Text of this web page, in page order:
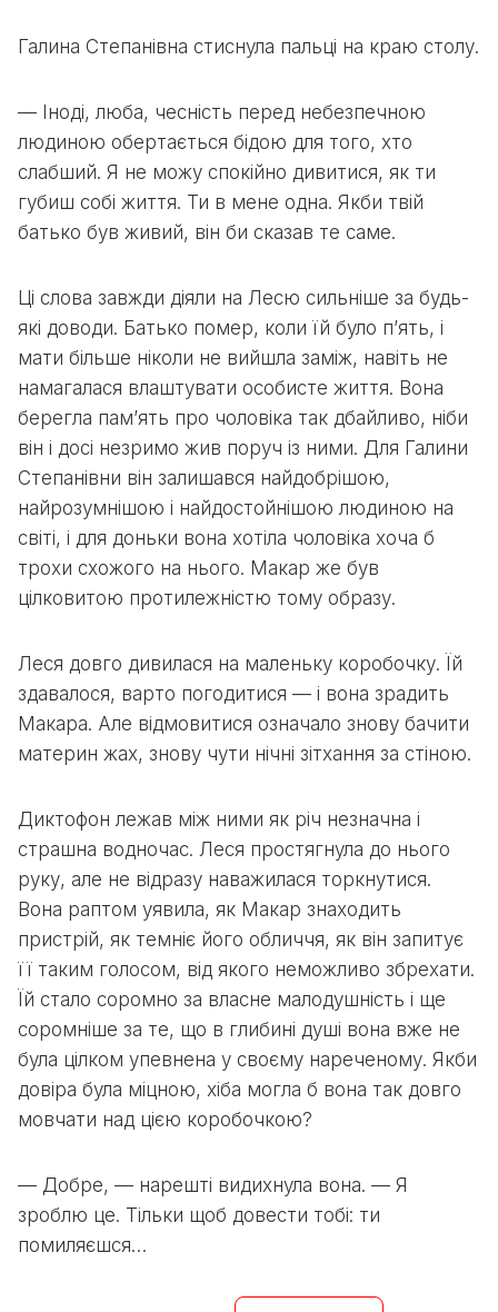
Галина Степанівна стиснула пальці на краю столу.
— Іноді, люба, чесність перед небезпечною
людиною обертається бідою для того, хто
слабший. Я не можу спокійно дивитися, як ти
губиш собі життя. Ти в мене одна. Якби твій
батько був живий, він би сказав те саме.
Ці слова завжди діяли на Лесю сильніше за будь-
які доводи. Батько помер, коли їй було п’ять, і
мати більше ніколи не вийшла заміж, навіть не
намагалася влаштувати особисте життя. Вона
берегла пам’ять про чоловіка так дбайливо, ніби
він і досі незримо жив поруч із ними. Для Галини
Степанівни він залишався найдобрішою,
найрозумнішою і найдостойнішою людиною на
світі, і для доньки вона хотіла чоловіка хоча б
трохи схожого на нього. Макар же був
цілковитою протилежністю тому образу.
Леся довго дивилася на маленьку коробочку. Їй
здавалося, варто погодитися — і вона зрадить
Макара. Але відмовитися означало знову бачити
материн жах, знову чути нічні зітхання за стіною.
Диктофон лежав між ними як річ незначна і
страшна водночас. Леся простягнула до нього
руку, але не відразу наважилася торкнутися.
Вона раптом уявила, як Макар знаходить
пристрій, як темніє його обличчя, як він запитує
її таким голосом, від якого неможливо збрехати.
Їй стало соромно за власне малодушність і ще
соромніше за те, що в глибині душі вона вже не
була цілком упевнена у своєму нареченому. Якби
довіра була міцною, хіба могла б вона так довго
мовчати над цією коробочкою?
— Добре, — нарешті видихнула вона. — Я
зроблю це. Тільки щоб довести тобі: ти
помиляєшся…